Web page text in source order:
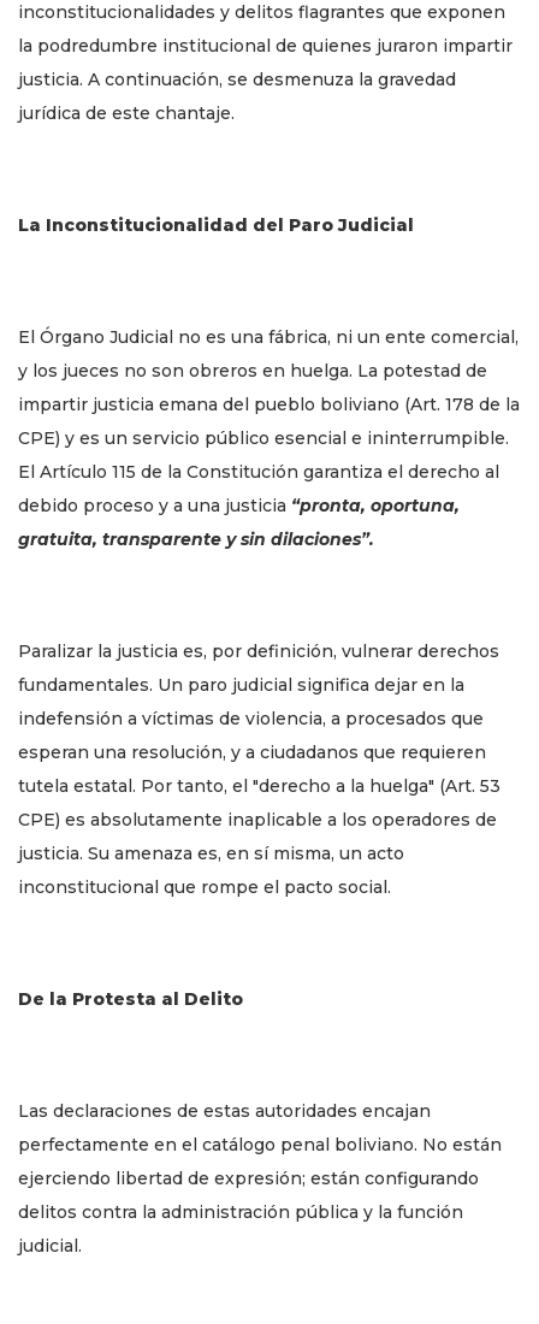
inconstitucionalidades y delitos flagrantes que exponen
la podredumbre institucional de quienes juraron impartir
justicia. A continuación, se desmenuza la gravedad
jurídica de este chantaje.
La Inconstitucionalidad del Paro Judicial
El Órgano Judicial no es una fábrica, ni un ente comercial,
y los jueces no son obreros en huelga. La potestad de
impartir justicia emana del pueblo boliviano (Art. 178 de la
CPE) y es un servicio público esencial e ininterrumpible.
El Artículo 115 de la Constitución garantiza el derecho al
debido proceso y a una justicia “pronta, oportuna,
gratuita, transparente y sin dilaciones”.
Paralizar la justicia es, por definición, vulnerar derechos
fundamentales. Un paro judicial significa dejar en la
indefensión a víctimas de violencia, a procesados que
esperan una resolución, y a ciudadanos que requieren
tutela estatal. Por tanto, el "derecho a la huelga" (Art. 53
CPE) es absolutamente inaplicable a los operadores de
justicia. Su amenaza es, en sí misma, un acto
inconstitucional que rompe el pacto social.
De la Protesta al Delito
Las declaraciones de estas autoridades encajan
perfectamente en el catálogo penal boliviano. No están
ejerciendo libertad de expresión; están configurando
delitos contra la administración pública y la función
judicial.